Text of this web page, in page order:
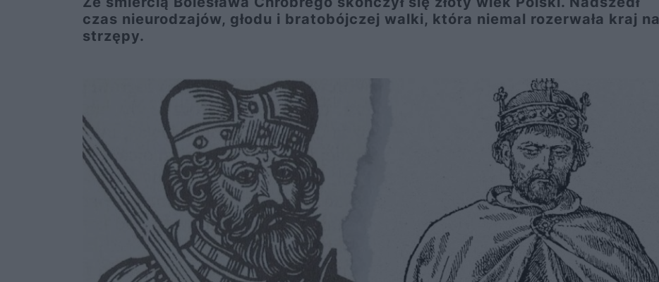
czas nieurodzajów, głodu i bratobójczej walki, która niemal rozerwała kraj na
strzępy.